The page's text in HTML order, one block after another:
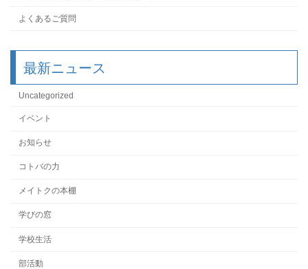
よくあるご質問
最新ニュース
Uncategorized
イベント
お知らせ
コトバの力
メイトクの本棚
学びの窓
学校生活
部活動